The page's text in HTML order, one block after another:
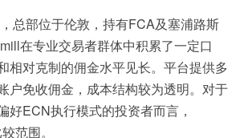
总部位于伦敦，持有FCA及塞浦路斯
在专业交易者群体中积累了一定口
相对克制的佣金水平见长。平台提供多
户免收佣金，成本结构较为透明。对于
好ECN执行模式的投资者而言，
范围。